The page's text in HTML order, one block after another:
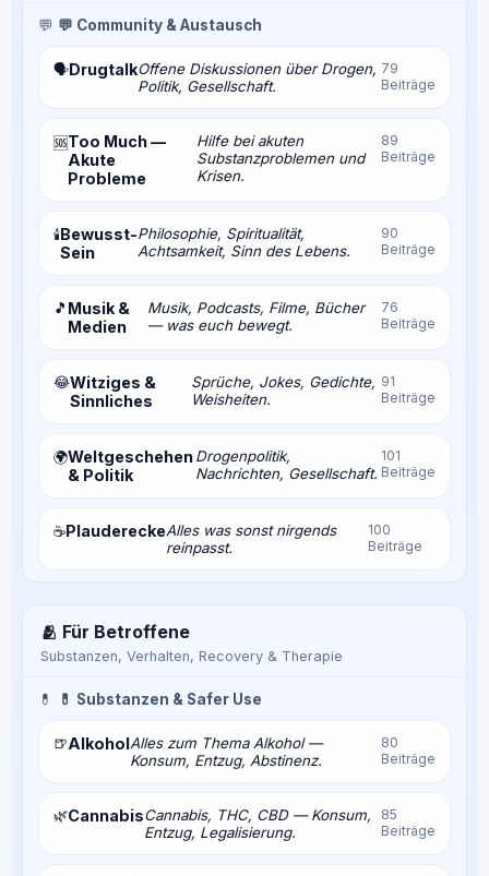
💬 💬 Community & Austausch
🗣️DrugtalkOffene Diskussionen über Drogen,
Politik, Gesellschaft.
79
Beiträge
🆘Too Much —
Akute
Probleme
Hilfe bei akuten
Substanzproblemen und
Krisen.
89
Beiträge
🕯️Bewusst-
Sein
Philosophie, Spiritualität,
Achtsamkeit, Sinn des Lebens.
90
Beiträge
🎵 Musik &
Medien
Musik, Podcasts, Filme, Bücher
— was euch bewegt.
76
Beiträge
😂Witziges &
Sinnliches
Sprüche, Jokes, Gedichte,
Weisheiten.
91
Beiträge
🌍Weltgeschehen
& Politik
Drogenpolitik,
Nachrichten, Gesellschaft.
101
Beiträge
☕PlaudereckeAlles was sonst nirgends
reinpasst.
100
Beiträge
🫂 Für Betroffene
Substanzen, Verhalten, Recovery & Therapie
💊 💊 Substanzen & Safer Use
🍺AlkoholAlles zum Thema Alkohol —
Konsum, Entzug, Abstinenz.
80
Beiträge
🌿CannabisCannabis, THC, CBD — Konsum,
Entzug, Legalisierung.
85
Beiträge